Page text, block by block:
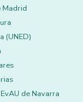
Madrid
(UNED)
de Navarra